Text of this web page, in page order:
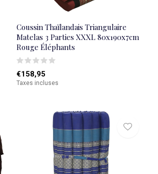
Coussin Thaïlandais Triangulaire
Matelas 3 Parties XXXL 80x190x7cm
Rouge Éléphants
€158,95
Taxes incluses